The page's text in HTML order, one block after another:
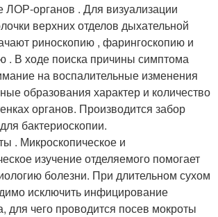
ЛОР-органов . Для визуализации
верхних отделов дыхательной
риноскопию , фарингоскопию и
. В ходе поиска причины симптома
на воспалительные изменения
образования характер и количество
органов. Производится забор
бактериоскопии.
. Микроскопическое и
изучение отделяемого помогает
болезни. При длительном сухом
исключить инфицирование
для чего проводится посев мокроты